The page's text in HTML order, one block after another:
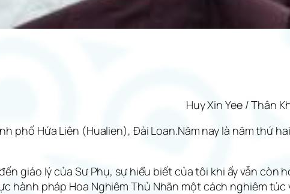
Huy Xin Yee / Thân
phố Hứa Liên (Hualien), Đài Loan.Năm nay là năm thứ
giáo lý của Sư Phụ, sự hiểu biết của tôi khi ấy vẫn còn
pháp Hoa Nghiêm Thủ Nhãn một cách nghiêm túc